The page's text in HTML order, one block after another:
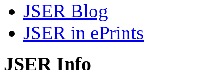
JSER Blog
JSER in ePrints
JSER Info